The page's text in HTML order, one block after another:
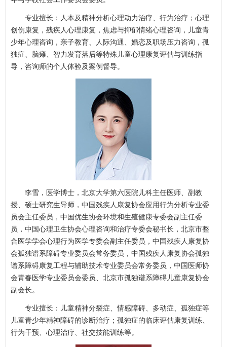
专业擅长：人本及精神分析心理动力治疗、行为治疗；心理
创伤康复，残疾人心理康复，焦虑与抑郁情绪心理咨询，儿童青
少年心理咨询，亲子教育、人际沟通、婚恋及职场压力咨询，孤
独症、脑瘫、智力发育落后等特殊儿童心理康复评估与训练指
导，咨询师的个人体验及案例督导。
李雪，医学博士，北京大学第六医院儿科主任医师、副教
授、硕士研究生导师，中国残疾人康复协会应用行为分析专业委
员会主任委员，中国优生协会环境和生殖健康专委会副主任委
员，中国心理卫生协会心理咨询和治疗专委会秘书长，北京市整
合医学学会心理行为医学专委会副主任委员，中国残疾人康复协
会孤独谱系障碍专业委员会常务委员，中国残疾人康复协会孤独
谱系障碍康复工程与辅助技术专业委员会常务委员，中国医师协
会青春医学专业委员会委员、北京市孤独谱系障碍儿童康复协会
副会长。
专业擅长：儿童精神分裂症、情感障碍、多动症、孤独症等
儿童青少年精神障碍的诊断治疗；孤独症的临床评估康复训练、
行为干预、心理治疗、社交技能训练等。